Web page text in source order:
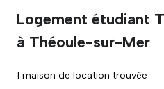
Logement étudiant
à Théoule-sur-Mer
1 maison de location trouvée